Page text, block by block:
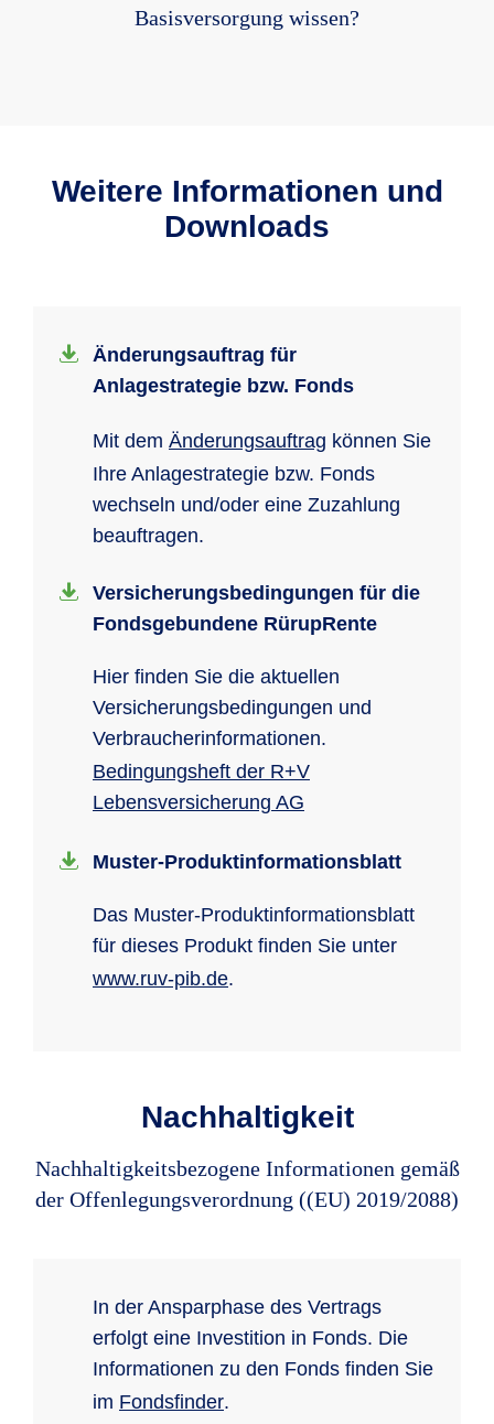
Basisversorgung wissen?
Weitere Informationen und
Downloads
Änderungsauftrag für
Anlagestrategie bzw. Fonds
Mit dem Änderungsauftrag können Sie
Ihre Anlagestrategie bzw. Fonds
wechseln und/oder eine Zuzahlung
beauftragen.
Versicherungsbedingungen für die
Fondsgebundene RürupRente
Hier finden Sie die aktuellen
Versicherungsbedingungen und
Verbraucherinformationen.
Bedingungsheft der R+V
Lebensversicherung AG
Muster-Produkt­informations­blatt
Das Muster-Produkt­in­for­ma­tions­blatt
für dieses Produkt finden Sie unter
www.ruv-pib.de.
Nachhaltigkeit
Nachhaltigkeitsbezogene Informationen gemäß
der Offenlegungsverordnung ((EU) 2019/2088)
In der Ansparphase des Vertrags
erfolgt eine Investition in Fonds. Die
Informationen zu den Fonds finden Sie
im Fondsfinder.